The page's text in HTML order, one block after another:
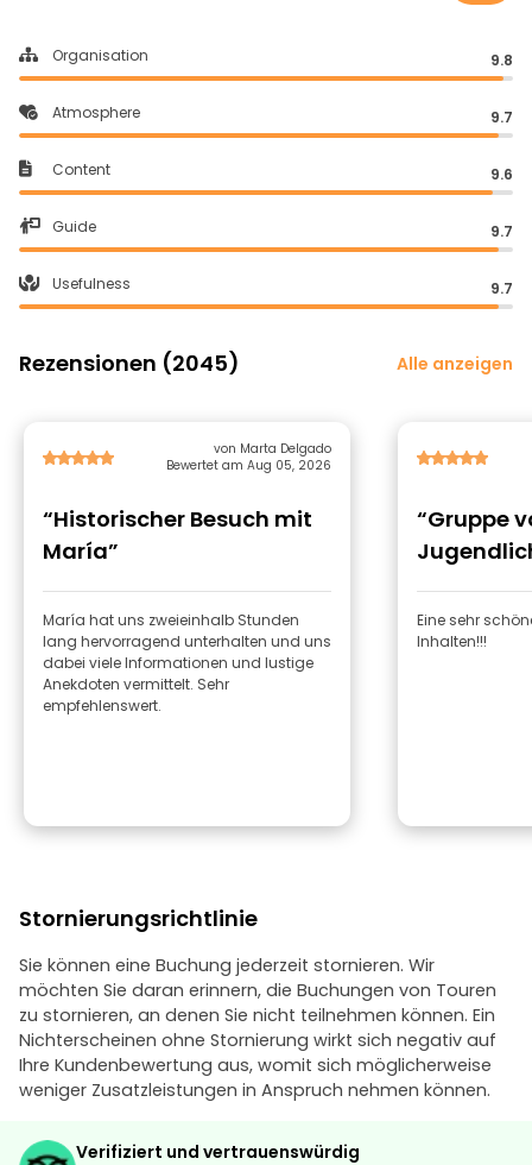
Organisation 9.8
Atmosphere 9.7
Content 9.6
Guide 9.7
Usefulness 9.7
Rezensionen (2045) Alle anzeigen
von Marta Delgado
Bewertet am Aug 05, 2026
“Historischer Besuch mit
María”
María hat uns zweieinhalb Stunden
lang hervorragend unterhalten und uns
dabei viele Informationen und lustige
Anekdoten vermittelt. Sehr
empfehlenswert.
“Gruppe
Eine sehr
Inhalten!!!
Stornierungsrichtlinie
Sie können eine Buchung jederzeit stornieren. Wir
möchten Sie daran erinnern, die Buchungen von Touren
zu stornieren, an denen Sie nicht teilnehmen können. Ein
Nichterscheinen ohne Stornierung wirkt sich negativ auf
Ihre Kundenbewertung aus, womit sich möglicherweise
weniger Zusatzleistungen in Anspruch nehmen können.
Verifiziert und vertrauenswürdig